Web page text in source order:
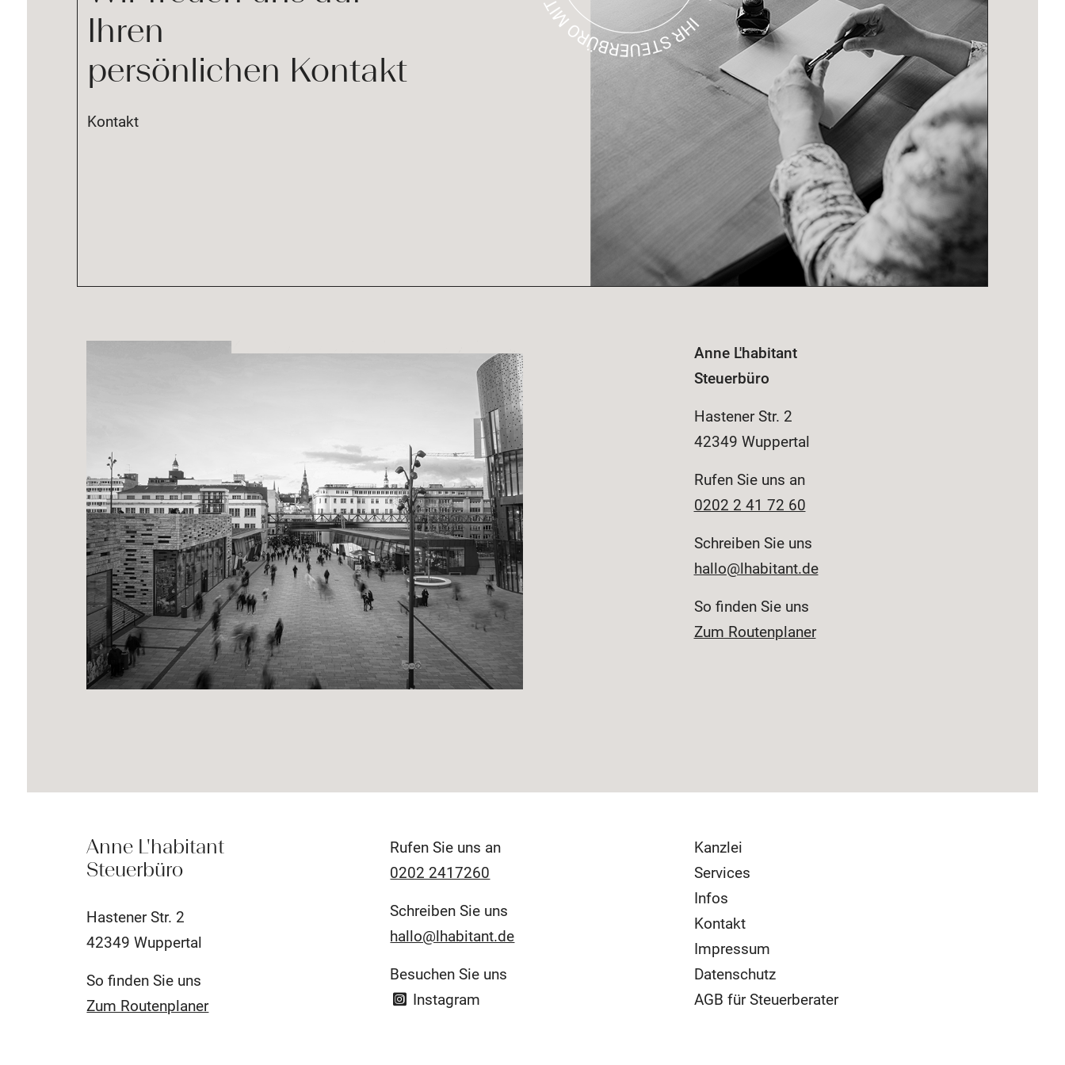
Ihren
persönlichen Kontakt
Kontakt
Anne L'habitant
Steuerbüro
Hastener Str. 2
42349 Wuppertal
Rufen Sie uns an
0202 2 41 72 60
Schreiben Sie uns
hallo@lhabitant.de
So finden Sie uns
Zum Routenplaner
Anne L'habitant
Steuerbüro
Hastener Str. 2
42349 Wuppertal
So finden Sie uns
Zum Routenplaner
Rufen Sie uns an
0202 2417260
Schreiben Sie uns
hallo@lhabitant.de
Besuchen Sie uns
Instagram
Kanzlei
Services
Infos
Kontakt
Impressum
Datenschutz
AGB für Steuerberater